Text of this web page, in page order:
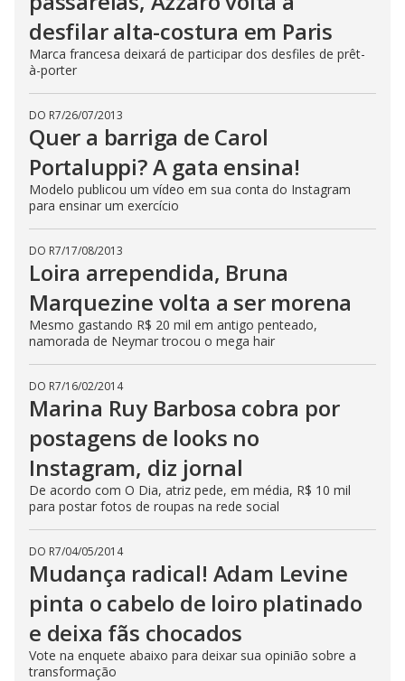
desfilar alta-costura em Paris
Marca francesa deixará de participar dos desfiles de prêt-
à-porter
DO R7/26/07/2013
Quer a barriga de Carol
Portaluppi? A gata ensina!
Modelo publicou um vídeo em sua conta do Instagram
para ensinar um exercício
DO R7/17/08/2013
Loira arrependida, Bruna
Marquezine volta a ser morena
Mesmo gastando R$ 20 mil em antigo penteado,
namorada de Neymar trocou o mega hair
DO R7/16/02/2014
Marina Ruy Barbosa cobra por
postagens de looks no
Instagram, diz jornal
De acordo com O Dia, atriz pede, em média, R$ 10 mil
para postar fotos de roupas na rede social
DO R7/04/05/2014
Mudança radical! Adam Levine
pinta o cabelo de loiro platinado
e deixa fãs chocados
Vote na enquete abaixo para deixar sua opinião sobre a
transformação